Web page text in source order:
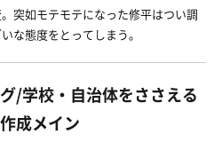
突如モテモテになった修平はつい調
な態度をとってしまう。
/学校・自治体をささえる
成メイン